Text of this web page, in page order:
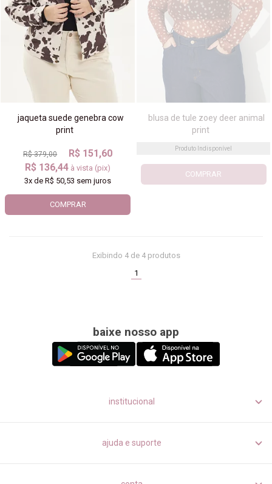
jaqueta suede genebra cow
print
R$ 379,00
R$ 151,60
R$ 136,44 à vista (pix)
3x deR$ 50,53 sem juros
COMPRAR
blusa de tule zoey deer animal
print
Produto Indisponível
COMPRAR
Exibindo 4de 4 produtos
1
baixe nosso app
institucional
ajuda e suporte